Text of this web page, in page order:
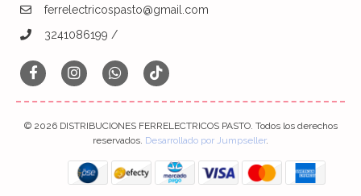
ferrelectricospasto@gmail.com
3241086199 /
© 2026 DISTRIBUCIONES FERRELECTRICOS PASTO. Todos los derechos
reservados. Desarrollado por Jumpseller.